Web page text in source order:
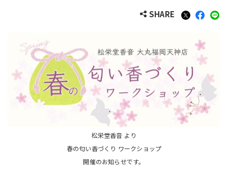
SHARE
松栄堂香音 より
春の匂い香づくり ワークショップ
開催のお知らせです。